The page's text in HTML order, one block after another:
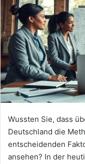
Wussten Sie, dass
Deutschland die
entscheidenden
ansehen? In der